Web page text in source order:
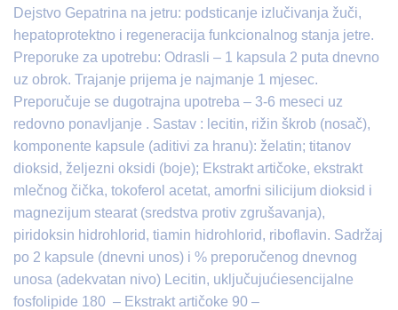
Dejstvo Gepatrina na jetru: podsticanje izlučivanja žuči,
hepatoprotektno i regeneracija funkcionalnog stanja jetre.
Preporuke za upotrebu: Odrasli – 1 kapsula 2 puta dnevno
uz obrok. Trajanje prijema je najmanje 1 mjesec.
Preporučuje se dugotrajna upotreba – 3-6 meseci uz
redovno ponavljanje . Sastav : lecitin, rižin škrob (nosač),
komponente kapsule (aditivi za hranu): želatin; titanov
dioksid, željezni oksidi (boje); Ekstrakt artičoke, ekstrakt
mlečnog čička, tokoferol acetat, amorfni silicijum dioksid i
magnezijum stearat (sredstva protiv zgrušavanja),
piridoksin hidrohlorid, tiamin hidrohlorid, riboflavin. Sadržaj
po 2 kapsule (dnevni unos) i % preporučenog dnevnog
unosa (adekvatan nivo) Lecitin, uključujućiesencijalne
fosfolipide 180 – Ekstrakt artičoke 90 –